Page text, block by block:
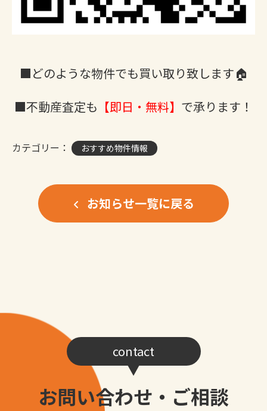
■どのような物件でも買い取り致します🏠
■不動産査定も 【即日・無料】 で承ります！
カテゴリー： おすすめ物件情報
お知らせ一覧に戻る
contact
お問い合わせ・ご相談